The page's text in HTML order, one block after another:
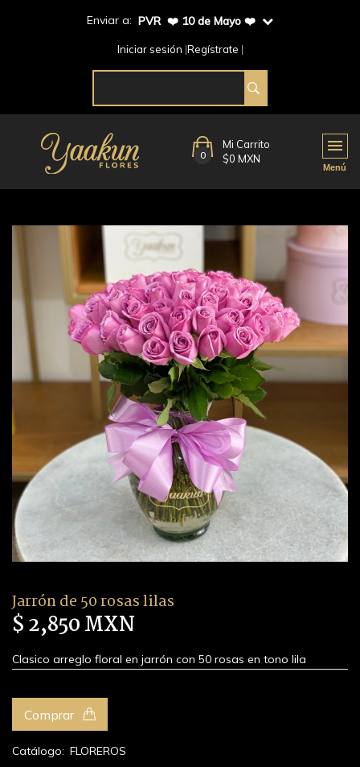
Enviar a: PVR ❤️ 10 de Mayo ❤️
Iniciar sesión Regístrate
0
Mi Carrito
$0 MXN
Jarrón de 50 rosas lilas
$ 2,850 MXN
Clasico arreglo floral en jarrón con 50 rosas en tono lila
Comprar
Catálogo: FLOREROS